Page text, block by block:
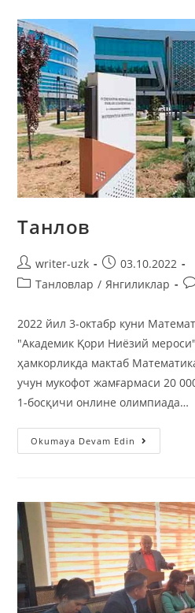
Танлов
writer-uzk
03.10.2022
Танловлар / Янгиликлар
2022 йил 3-октабр куни
"Aкадемик Қори Ниёзий
ҳамкорликда мактаб
учун мукофот жамғармаси 20
1-босқичи онлине олимпиада…
Okumaya Devam Edin